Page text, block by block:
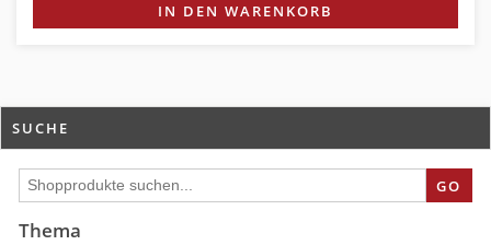
IN DEN WARENKORB
SUCHE
GO
Thema